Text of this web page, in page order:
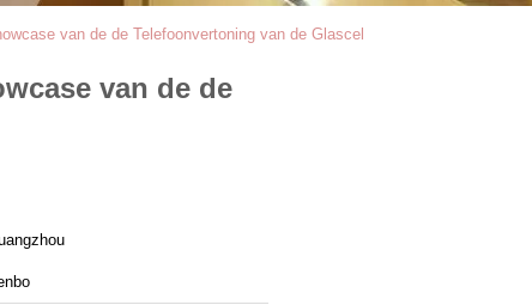
van de de Telefoonvertoning van de Glascel
van de de